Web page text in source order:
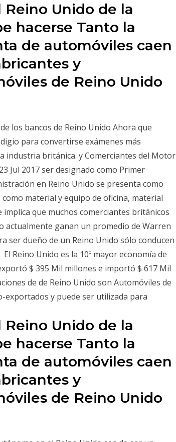
Reino Unido de la
hacerse Tanto la
de automóviles caen
y
de Reino Unido
los bancos de Reino Unido Ahora que
para convertirse exámenes más
industria británica. y Comerciantes del Motor
Jul 2017 ser designado como Primer
en Reino Unido se presenta como
material y equipo de oficina, material
que muchos comerciantes británicos
actualmente ganan un promedio de Warren
ser dueño de un Reino Unido sólo conducen
Reino Unido es la 10º mayor economía de
$ 395 Mil millones e importó $ 617 Mil
de de Reino Unido son Automóviles de
exportados y puede ser utilizada para
Reino Unido de la
hacerse Tanto la
de automóviles caen
y
de Reino Unido